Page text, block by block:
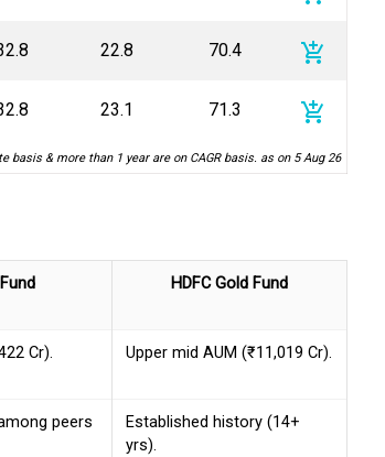
22.8 70.4 add_shopping_cart
23.1 71.3 add_shopping_cart
basis & more than 1 year are on CAGR basis. as on 5 Aug 26
HDFC Gold Fund
Cr). Upper mid AUM (₹11,019 Cr).
peers
Established history (14+
yrs).